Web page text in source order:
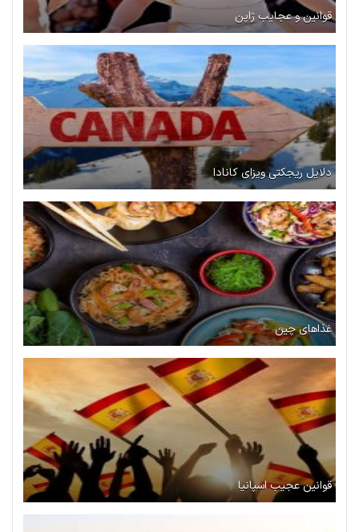
قوانین و عجایب ژاپن
دلایل ریجکتی ویزای کانادا
غذاهای چین
قوانین عجیب اسپانیا